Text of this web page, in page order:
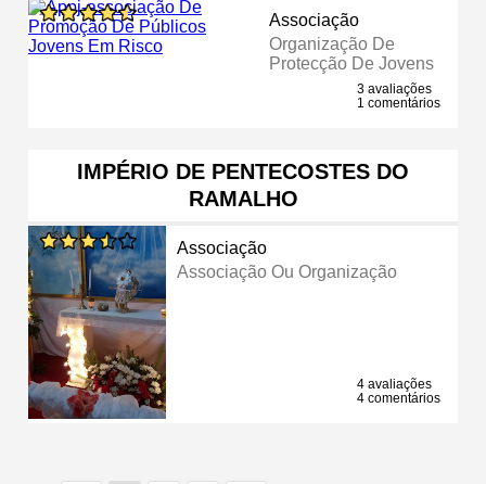
Associação
Organização De
Protecção De Jovens
3 avaliações
1 comentários
IMPÉRIO DE PENTECOSTES DO
RAMALHO
Associação
Associação Ou Organização
4 avaliações
4 comentários